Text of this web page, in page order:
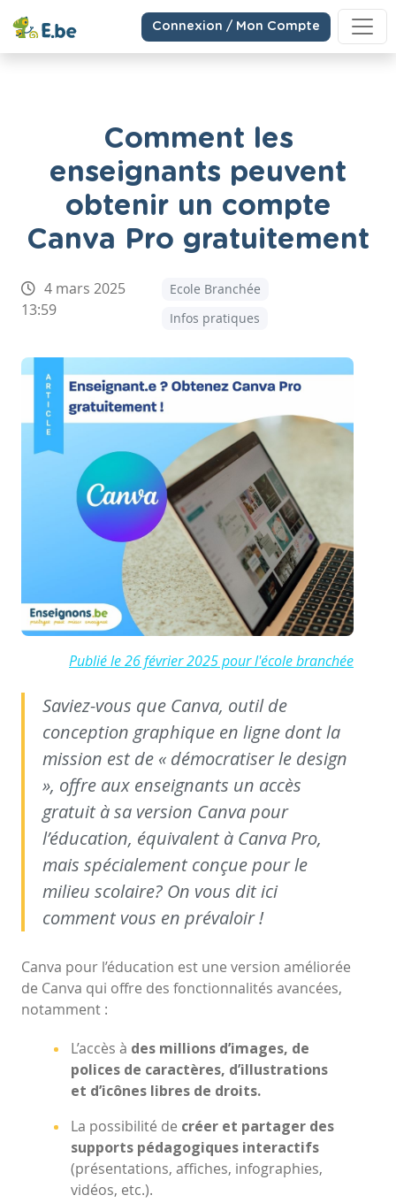
Connexion / Mon Compte
Comment les
enseignants peuvent
obtenir un compte
Canva Pro gratuitement
4 mars 2025
13:59
Ecole Branchée
Infos pratiques
Publié le 26 février 2025 pour l'école branchée
Saviez-vous que Canva, outil de
conception graphique en ligne dont la
mission est de « démocratiser le design
», offre aux enseignants un accès
gratuit à sa version Canva pour
l’éducation, équivalent à Canva Pro,
mais spécialement conçue pour le
milieu scolaire? On vous dit ici
comment vous en prévaloir !
Canva pour l’éducation est une version améliorée
de Canva qui offre des fonctionnalités avancées,
notamment :
L’accès à des millions d’images, de
polices de caractères, d’illustrations
et d’icônes libres de droits.
La possibilité de créer et partager des
supports pédagogiques interactifs
(présentations, affiches, infographies,
vidéos, etc.).